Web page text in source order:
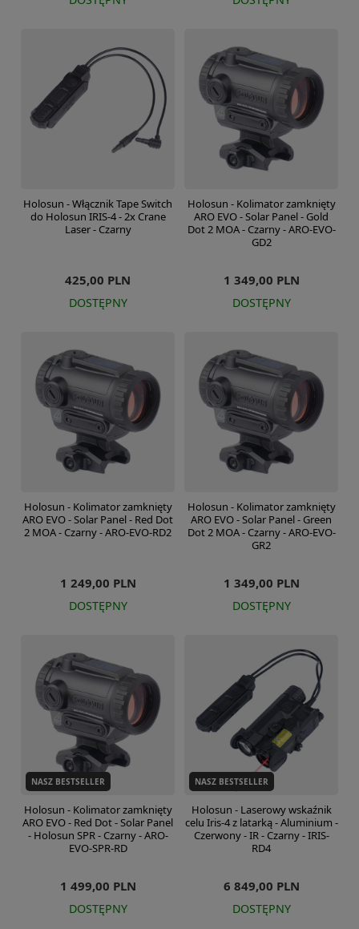
Holosun - Włącznik Tape Switch
do Holosun IRIS-4 - 2x Crane
Laser - Czarny
425,00 PLN
DOSTĘPNY
Holosun - Kolimator zamknięty
ARO EVO - Solar Panel - Gold
Dot 2 MOA - Czarny - ARO-EVO-
GD2
1 349,00 PLN
DOSTĘPNY
Holosun - Kolimator zamknięty
ARO EVO - Solar Panel - Red Dot
2 MOA - Czarny - ARO-EVO-RD2
1 249,00 PLN
DOSTĘPNY
Holosun - Kolimator zamknięty
ARO EVO - Solar Panel - Green
Dot 2 MOA - Czarny - ARO-EVO-
GR2
1 349,00 PLN
DOSTĘPNY
NASZ BESTSELLER
Holosun - Kolimator zamknięty
ARO EVO - Red Dot - Solar Panel
- Holosun SPR - Czarny - ARO-
EVO-SPR-RD
1 499,00 PLN
DOSTĘPNY
NASZ BESTSELLER
Holosun - Laserowy wskaźnik
celu Iris-4 z latarką - Aluminium -
Czerwony - IR - Czarny - IRIS-
RD4
6 849,00 PLN
DOSTĘPNY